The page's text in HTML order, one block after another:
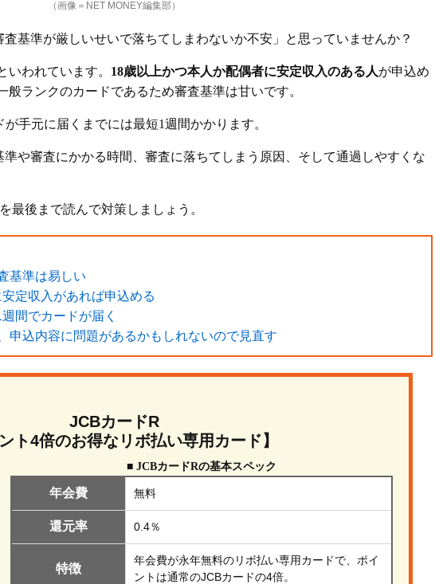
（画像＝NET MONEY編集部）
査基準が厳しいせいで落ちてしまわないか不安」と思っていませんか？
いわれています。 18歳以上かつ本人か配偶者に安定収入のある人が申込め
般ランクのカードであるため審査基準は甘いです。
が手元に届くまでには最短1週間かかります。
や審査にかかる時間、審査に落ちてしまう原因、そして通過しやすくな
最後まで読んで対策しましょう。
基準は易しい
定収入があれば申込める
間でカードが届く
申込内容に問題があるかもしれないので見直す
JCBカードR
ント4倍のお得なリボ払い専用カード】
■ JCBカードRの基本スペック
年会費 無料
還元率 0.4％
特徴
年会費が永年無料のリボ払い専用カードで、ポイ
ントは通常のJCBカードの4倍。